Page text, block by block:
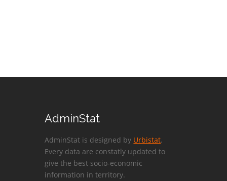
AdminStat
AdminStat is designed by Urbistat.
Every data are constatly updated to
give the best socio-economic
information in territory.